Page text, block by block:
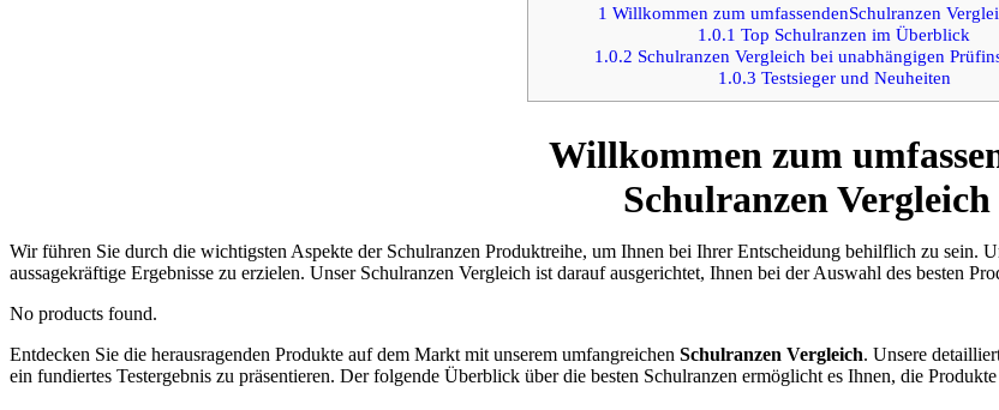
1 Willkommen zum umfassendenSchulranzen
1.0.1 Top Schulranzen im Überblick
1.0.2 Schulranzen Vergleich bei unabhängigen
1.0.3 Testsieger und Neuheiten
Willkommen zum
Schulranzen Vergleich
Wir führen Sie durch die wichtigsten Aspekte der Schulranzen Produktreihe, um Ihnen bei Ihrer Entscheidung behilflich zu sein.
aussagekräftige Ergebnisse zu erzielen. Unser Schulranzen Vergleich ist darauf ausgerichtet, Ihnen bei der Auswahl des besten
No products found.
Entdecken Sie die herausragenden Produkte auf dem Markt mit unserem umfangreichen Schulranzen Vergleich. Unsere
ein fundiertes Testergebnis zu präsentieren. Der folgende Überblick über die besten Schulranzen ermöglicht es Ihnen, die